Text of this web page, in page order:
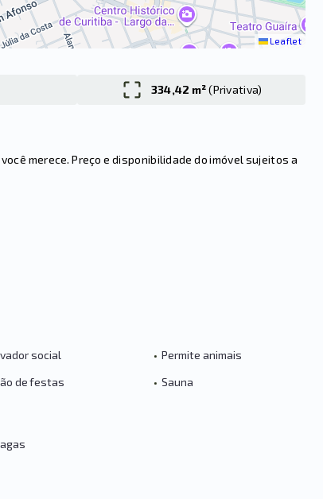
Leaflet
334,42 m²(Privativa)
merece. Preço e disponibilidade do imóvel sujeitos a
social • Permite animais
de festas • Sauna